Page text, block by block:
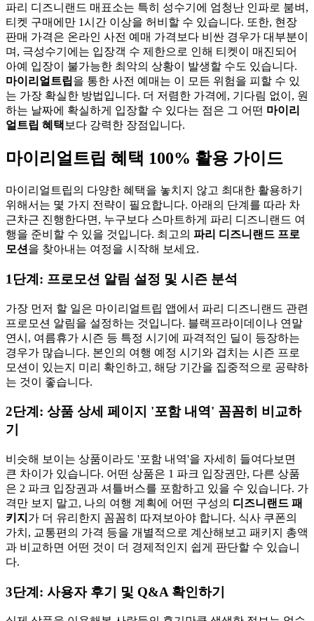
파리 디즈니랜드 매표소는 특히 성수기에 엄청난 인파로 붐벼,
티켓 구매에만 1시간 이상을 허비할 수 있습니다. 또한, 현장
판매 가격은 온라인 사전 예매 가격보다 비싼 경우가 대부분이
며, 극성수기에는 입장객 수 제한으로 인해 티켓이 매진되어
아예 입장이 불가능한 최악의 상황이 발생할 수도 있습니다.
마이리얼트립을 통한 사전 예매는 이 모든 위험을 피할 수 있
는 가장 확실한 방법입니다. 더 저렴한 가격에, 기다림 없이, 원
하는 날짜에 확실하게 입장할 수 있다는 점은 그 어떤 마이리
얼트립 혜택 보다 강력한 장점입니다.
마이리얼트립 혜택 100% 활용 가이드
마이리얼트립의 다양한 혜택을 놓치지 않고 최대한 활용하기
위해서는 몇 가지 전략이 필요합니다. 아래의 단계를 따라 차
근차근 진행한다면, 누구보다 스마트하게 파리 디즈니랜드 여
행을 준비할 수 있을 것입니다. 최고의 파리 디즈니랜드 프로
모션 을 찾아내는 여정을 시작해 보세요.
1단계: 프로모션 알림 설정 및 시즌 분석
가장 먼저 할 일은 마이리얼트립 앱에서 파리 디즈니랜드 관련
프로모션 알림을 설정하는 것입니다. 블랙프라이데이나 연말
연시, 여름휴가 시즌 등 특정 시기에 파격적인 딜이 등장하는
경우가 많습니다. 본인의 여행 예정 시기와 겹치는 시즌 프로
모션이 있는지 미리 확인하고, 해당 기간을 집중적으로 공략하
는 것이 좋습니다.
2단계: 상품 상세 페이지 '포함 내역' 꼼꼼히 비교하
기
비슷해 보이는 상품이라도 '포함 내역'을 자세히 들여다보면
큰 차이가 있습니다. 어떤 상품은 1 파크 입장권만, 다른 상품
은 2 파크 입장권과 셔틀버스를 포함하고 있을 수 있습니다. 가
격만 보지 말고, 나의 여행 계획에 어떤 구성의 디즈니랜드 패
키지 가 더 유리한지 꼼꼼히 따져보아야 합니다. 식사 쿠폰의
가치, 교통편의 가격 등을 개별적으로 계산해보고 패키지 총액
과 비교하면 어떤 것이 더 경제적인지 쉽게 판단할 수 있습니
다.
3단계: 사용자 후기 및 Q&A 확인하기